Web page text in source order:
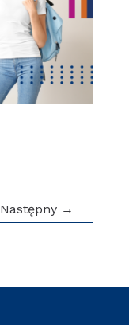
Następny →